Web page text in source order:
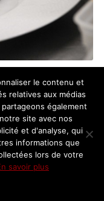
de Colombard
de la Garonne
au cours des
pas mal papoté aussi
du Sud-ouest:
serait planté de route
l’estuaire et aurait
le contenu et
relatives aux médias
également
site avec nos
et d'analyse, qui
informations que
lors de votre
savoir plus